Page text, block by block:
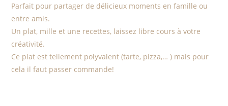
Parfait pour partager de délicieux moments en famille ou
entre amis.
Un plat, mille et une recettes, laissez libre cours à votre
créativité.
Ce plat est tellement polyvalent (tarte, pizza,… ) mais pour
cela il faut passer commande!